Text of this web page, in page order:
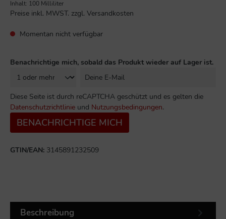
Inhalt: 100 Milliliter
Preise inkl. MWST. zzgl. Versandkosten
Momentan nicht verfügbar
Benachrichtige mich, sobald das Produkt wieder auf Lager ist.
Diese Seite ist durch reCAPTCHA geschützt und es gelten die
Datenschutzrichtlinie und Nutzungsbedingungen.
BENACHRICHTIGE MICH
GTIN/EAN: 3145891232509
Beschreibung